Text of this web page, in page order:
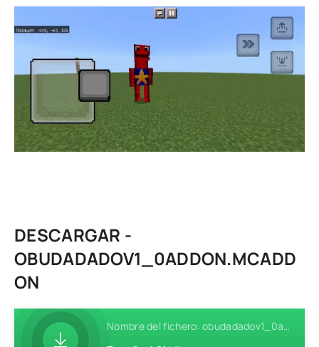
DESCARGAR -
OBUDADADOV1_0ADDON.MCADD
ON
Nombre del fichero: obudadadov1_0addon.mcaddon